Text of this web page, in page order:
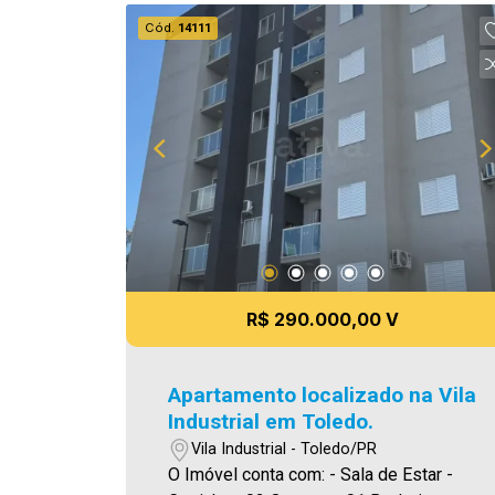
agende uma visita! Imobiliária Ativa |
Sinta-se em casa! - As informações
aqui prestadas são verdadeiras,
todavia, reservamo-nos o direito de
corrigir qualquer erro de digitação e/ou
ortografia, bem como alteração dos
preços e imagens. Fotos meramente
ilustrativas
Cód. 14111
R$ 290.000,00 V
Apartamento localizado na Vila
Industrial em Toledo.
Vila Industrial - Toledo/PR
O Imóvel conta com: - Sala de Estar -